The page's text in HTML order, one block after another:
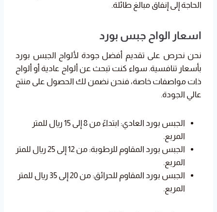
الحاجة إلى إنفاق مبالغ طائلة.
اسعار الواح جبس بورد
نحن نحرص على تقديم أفضل جودة لألواح الجبس بورد
بأسعار تنافسية. سواء كنت تبحث عن ألواح عادية أو ألواح
ذات مواصفات خاصة، فنحن نضمن لك الحصول على منتج
عالي الجودة.
الجبس بورد العادي: ابتداءً من 8 إلى 15 ريال للمتر
المربع.
الجبس بورد المقاوم للرطوبة: من 12 إلى 25 ريال للمتر
المربع.
الجبس بورد المقاوم للحرائق: من 20 إلى 35 ريال للمتر
المربع.